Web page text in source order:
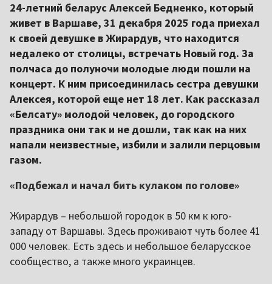
24-летний беларус Алексей Бедненко, который
живет в Варшаве, 31 декабря 2025 года приехал
к своей девушке в Жирардув, что находится
недалеко от столицы, встречать Новый год. За
полчаса до полуночи молодые люди пошли на
концерт. К ним присоединилась сестра девушки
Алексея, которой еще нет 18 лет. Как рассказал
«Белсату» молодой человек, до городского
праздника они так и не дошли, так как на них
напали неизвестные, избили и залили перцовым
газом.
«Подбежал и начал бить кулаком по голове»
Жирардув – небольшой городок в 50 км к юго-
западу от Варшавы. Здесь проживают чуть более 41
000 человек. Есть здесь и небольшое беларусское
сообщество, а также много украинцев.